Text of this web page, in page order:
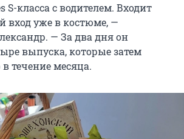
S-класса с водителем. Входит
вход уже в костюме, —
— За два дня он
выпуска, которые затем
течение месяца.